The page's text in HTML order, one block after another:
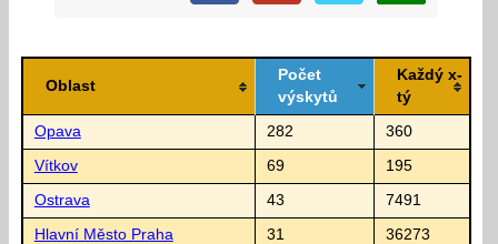
Oblast
Počet
výskytů
Každý x-
tý
Opava 282 360
Vítkov 69 195
Ostrava 43 7491
Hlavní Město Praha 31 36273